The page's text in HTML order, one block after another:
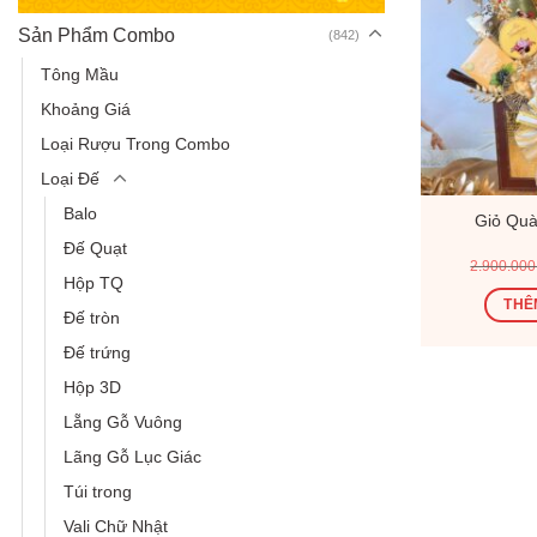
Sản Phẩm Combo (842)
Tông Mầu
Khoảng Giá
Loại Rượu Trong Combo
Loại Đế
Balo
Đế Quạt
Hộp TQ
Đế tròn
Đế trứng
Hộp 3D
Lẵng Gỗ Vuông
Lãng Gỗ Lục Giác
Túi trong
Vali Chữ Nhật
Giỏ